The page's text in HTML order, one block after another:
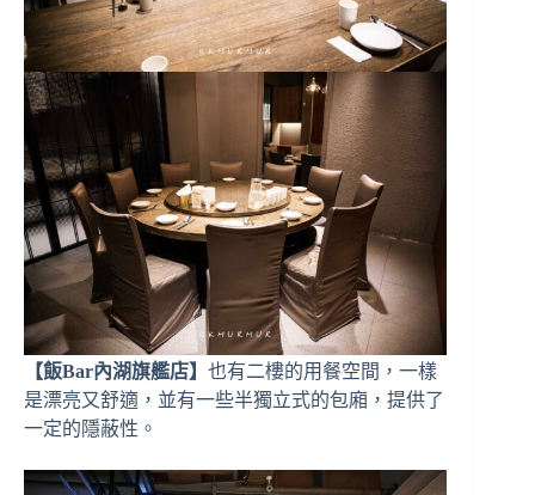
【飯Bar內湖旗艦店】 也有二樓的用餐空間，一樣
是漂亮又舒適，並有一些半獨立式的包廂，提供了
一定的隱蔽性。